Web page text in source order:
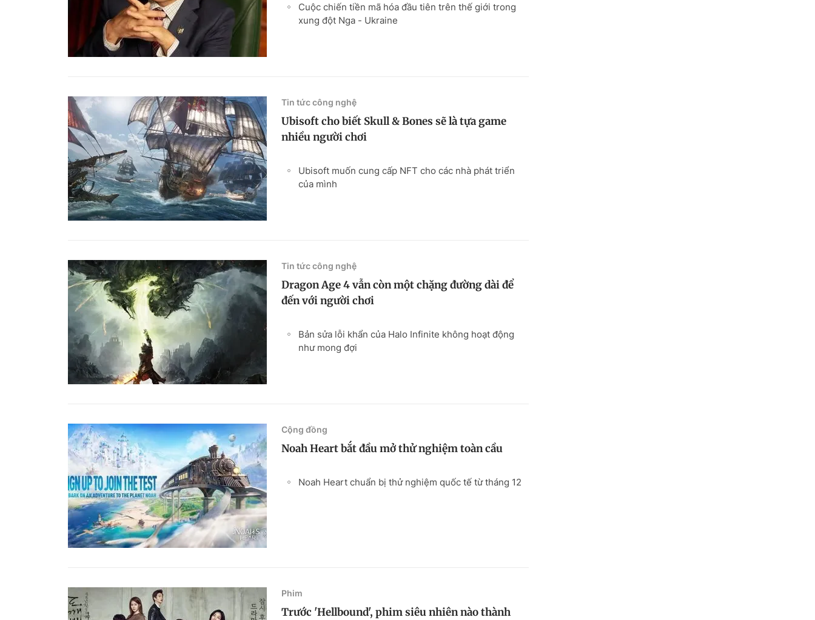
Cuộc chiến tiền mã hóa đầu tiên trên thế giới trong
xung đột Nga - Ukraine
Tin tức công nghệ
Ubisoft cho biết Skull & Bones sẽ là tựa game
nhiều người chơi
Ubisoft muốn cung cấp NFT cho các nhà phát triển
của mình
Tin tức công nghệ
Dragon Age 4 vẫn còn một chặng đường dài để
đến với người chơi
Bản sửa lỗi khẩn của Halo Infinite không hoạt động
như mong đợi
Cộng đồng
Noah Heart bắt đầu mở thử nghiệm toàn cầu
Noah Heart chuẩn bị thử nghiệm quốc tế từ tháng 12
Phim
Trước 'Hellbound', phim siêu nhiên nào thành